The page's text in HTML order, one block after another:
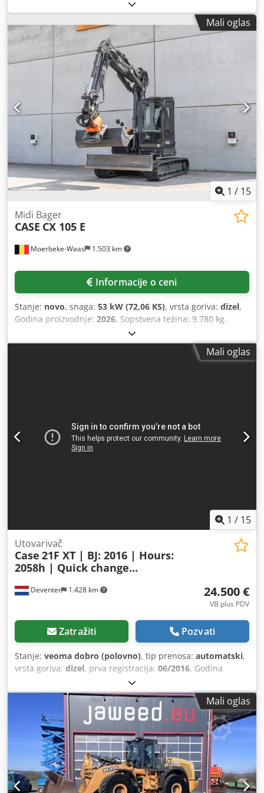
klima uređaj, pogon na sve točkove
Dužina: 4.692 mm Širina: 2.507 mm Visina: 2.997 mm
Međuosovinsko rastojanje: 2.723 mm Nominalna snaga:
105.9 kV, 144hp Nominalna brzina: 2,200 rpm Broj
cilindara: 6 Crsdpfx Aswlmt Ijlcef Zapremina: 7.480 cm³
Porast obrtnog momenta: 51.3 Pogon na sva četiri točka
Mali oglas
1 / 15
Moerbeke-Waas 1.503 km
Midi Bager
CASE CX 105 E
Informacije o ceni
Stanje: novo, snaga: 53 kW (72,06 KS), vrsta goriva: dizel,
Godina proizvodnje: 2026, Sopstvena težina: 9.780 kg.
Cjdpozrrw Aefx Alcsrf Za više informacija, obratite se
odeljenju prodaje kompanije KEY-TEC.
Mali oglas
1 / 15
Deventer 1.428 km
Utovarivač
Case 21F XT | BJ: 2016 | Hours:
2058h | Quick change...
24.500 €
VB plus PDV
Zatražiti Pozvati
Stanje: veoma dobro (polovno), tip prenosa: automatski,
vrsta goriva: dizel, prva registracija: 06/2016, Godina
, radni sati:2.058 h
Dodatne opcije i pribor = - Zatvorena kabina - Radio/CD
plejer = Napomene = Crodpfxozp N Umj Alcef CASE 21F XT
utovarivač iz 2016. godine sa samo 2.058 radnih sati. Ovaj
kompaktan i snažan utovarivač je iz Nemačke i u odličnom
je stanju, dobro održavan. Mašina je odmah spremna za
upotrebu i idealna je za zemljane radove, poljoprivredu,
reciklažu, popločavanje i radove u dvorištu. Mašina je
opremljena hidrauličnim sistemom za brzu zamenu
Mali oglas